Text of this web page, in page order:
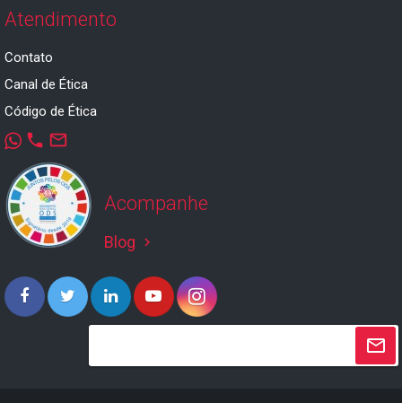
Atendimento
Contato
Canal de Ética
Código de Ética
phone mail_outline
Acompanhe
Blog keyboard_arrow_right